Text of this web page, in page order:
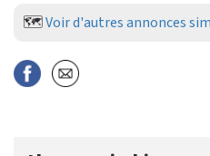
🗺️Voir d'autres annonces